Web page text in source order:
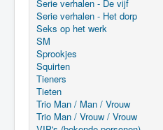
Serie verhalen - De vijf
Serie verhalen - Het dorp
Seks op het werk
SM
Sprookjes
Squirten
Tieners
Tieten
Trio Man / Man / Vrouw
Trio Man / Vrouw / Vrouw